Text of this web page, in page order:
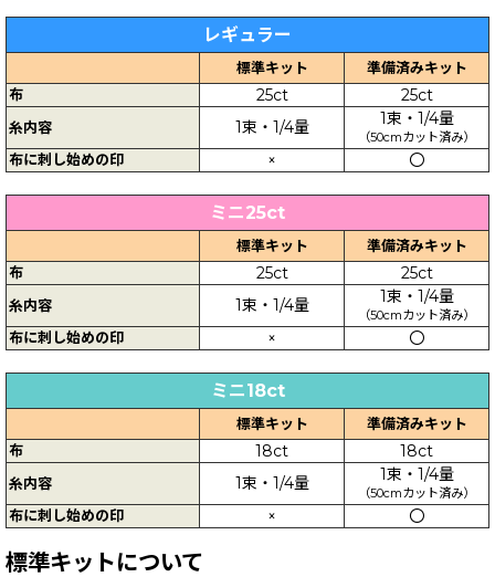
レギュラー
標準キット
準備済みキット
布
25ct 25ct
糸内容 1束・1/4量 1束・1/4量
（50cmカット済み）
布に刺し始めの印 × 〇
ミニ25ct
標準キット
準備済みキット
布
25ct 25ct
糸内容 1束・1/4量 1束・1/4量
（50cmカット済み）
布に刺し始めの印 × 〇
ミニ18ct
標準キット
準備済みキット
布
18ct 18ct
糸内容 1束・1/4量 1束・1/4量
（50cmカット済み）
布に刺し始めの印 × 〇
標準キットについて